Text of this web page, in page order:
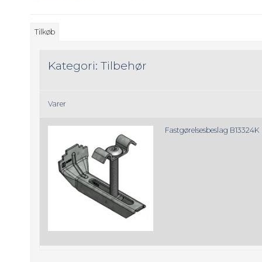
Tilkøb
Kategori: Tilbehør
Varer
Fastgørelsesbeslag B13324K